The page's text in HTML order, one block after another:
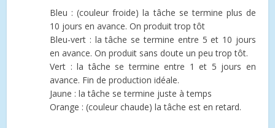
Bleu : (couleur froide) la tâche se termine plus de
10 jours en avance. On produit trop tôt
Bleu-vert : la tâche se termine entre 5 et 10 jours
en avance. On produit sans doute un peu trop tôt.
Vert : la tâche se termine entre 1 et 5 jours en
avance. Fin de production idéale.
Jaune : la tâche se termine juste à temps
Orange : (couleur chaude) la tâche est en retard.